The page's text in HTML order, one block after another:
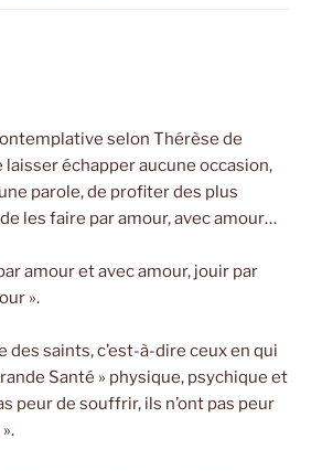
selon Thérèse de
laisser échapper aucune occasion,
parole, de profiter des plus
les faire par amour, avec amour…
amour et avec amour, jouir par
».
des saints, c’est-à-dire ceux en qui
Santé » physique, psychique et
peur de souffrir, ils n’ont pas peur